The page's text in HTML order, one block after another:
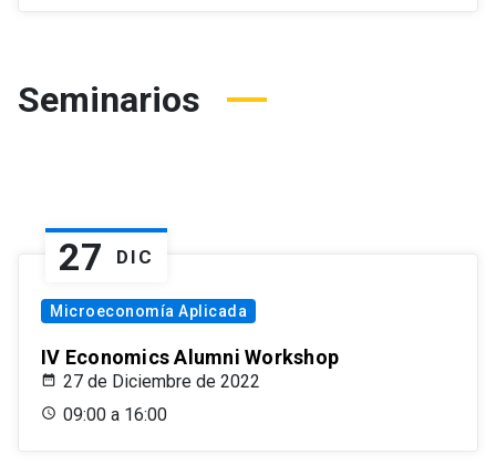
Seminarios
27 DIC
Microeconomía Aplicada
IV Economics Alumni Workshop
27 de Diciembre de 2022
09:00 a 16:00